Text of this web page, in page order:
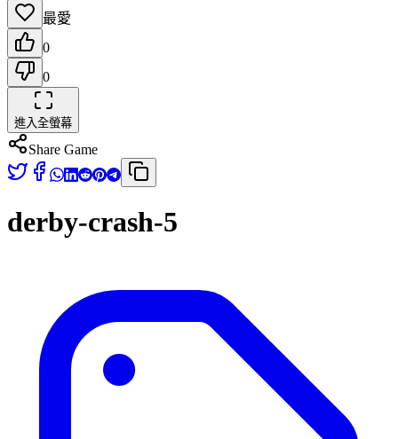
最愛
0
0
進入全螢幕
Share Game
derby-crash-5